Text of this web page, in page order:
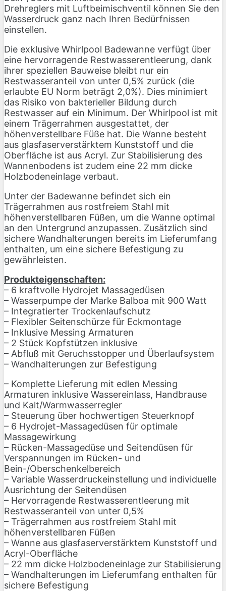
Drehreglers mit Luftbeimischventil können Sie den
Wasserdruck ganz nach Ihren Bedürfnissen
einstellen.
Die exklusive Whirlpool Badewanne verfügt über
eine hervorragende Restwasserentleerung, dank
ihrer speziellen Bauweise bleibt nur ein
Restwasseranteil von unter 0,5% zurück (die
erlaubte EU Norm beträgt 2,0%). Dies minimiert
das Risiko von bakterieller Bildung durch
Restwasser auf ein Minimum. Der Whirlpool ist mit
einem Trägerrahmen ausgestattet, der
höhenverstellbare Füße hat. Die Wanne besteht
aus glasfaserverstärktem Kunststoff und die
Oberfläche ist aus Acryl. Zur Stabilisierung des
Wannenbodens ist zudem eine 22 mm dicke
Holzbodeneinlage verbaut.
Unter der Badewanne befindet sich ein
Trägerrahmen aus rostfreiem Stahl mit
höhenverstellbaren Füßen, um die Wanne optimal
an den Untergrund anzupassen. Zusätzlich sind
sichere Wandhalterungen bereits im Lieferumfang
enthalten, um eine sichere Befestigung zu
gewährleisten.
Produkteigenschaften:
– 6 kraftvolle Hydrojet Massagedüsen
– Wasserpumpe der Marke Balboa mit 900 Watt
– Integratierter Trockenlaufschutz
– Flexibler Seitenschürze für Eckmontage
– Inklusive Messing Armaturen
– 2 Stück Kopfstützen inklusive
– Abfluß mit Geruchsstopper und Überlaufsystem
– Wandhalterungen zur Befestigung
– Komplette Lieferung mit edlen Messing
Armaturen inklusive Wassereinlass, Handbrause
und Kalt/Warmwasserregler
– Steuerung über hochwertigen Steuerknopf
– 6 Hydrojet-Massagedüsen für optimale
Massagewirkung
– Rücken-Massagedüse und Seitendüsen für
Verspannungen im Rücken- und
Bein-/Oberschenkelbereich
– Variable Wasserdruckeinstellung und individuelle
Ausrichtung der Seitendüsen
– Hervorragende Restwasserentleerung mit
Restwasseranteil von unter 0,5%
– Trägerrahmen aus rostfreiem Stahl mit
höhenverstellbaren Füßen
– Wanne aus glasfaserverstärktem Kunststoff und
Acryl-Oberfläche
– 22 mm dicke Holzbodeneinlage zur Stabilisierung
– Wandhalterungen im Lieferumfang enthalten für
sichere Befestigung